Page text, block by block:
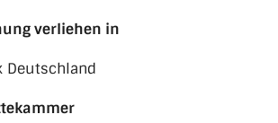
verliehen in
Deutschland